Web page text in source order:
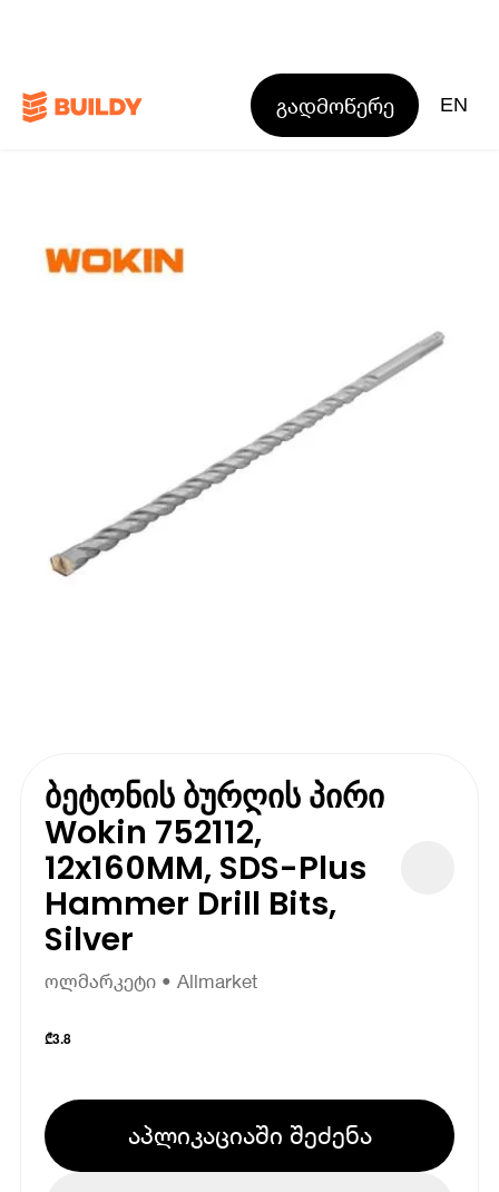
გადმოწერე EN
ბეტონის ბურღის პირი
Wokin 752112,
12x160MM, SDS-Plus
Hammer Drill Bits,
Silver
ოლმარკეტი • Allmarket
₾3.8
აპლიკაციაში შეძენა